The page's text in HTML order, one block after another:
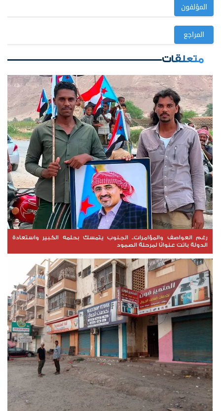
المؤلفون
المراجع
متعلقات
رغم العواصف والمؤامرات.. الجنوب يتمسك بحلمه الكبير واستعادة
الدولة باتت عنوانًا لمرحلة الصمود